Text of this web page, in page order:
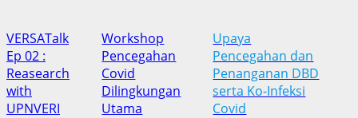
VERSATalk
Ep 02 :
Reasearch
with
UPNVERI
Workshop
Pencegahan
Covid
Dilingkungan
Utama
Upaya
Pencegahan dan
Penanganan DBD
serta Ko-Infeksi
Covid